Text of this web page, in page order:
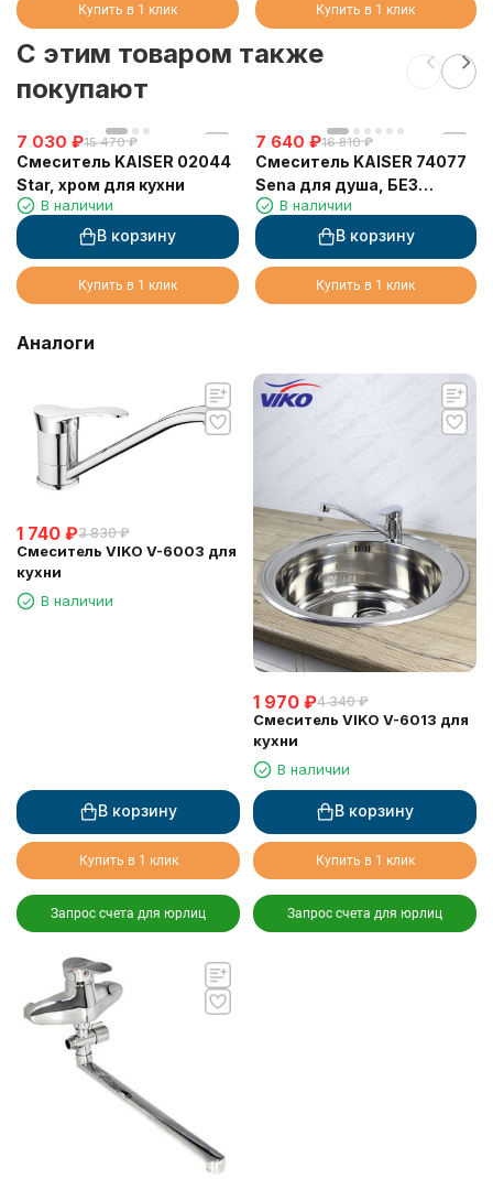
Купить в 1 клик Купить в 1 клик
C этим товаром также
покупают
7 030 ₽15 470 ₽
Смеситель KAISER 02044
Star, хром для кухни
В наличии
В корзину
Купить в 1 клик
7 640 ₽16 810 ₽
Смеситель KAISER 74077
Sena для душа, БЕЗ
излива
В наличии
В корзину
Купить в 1 клик
Аналоги
1 740 ₽3 830 ₽
Смеситель VIKO V-6003 для
кухни
В наличии
В корзину
Купить в 1 клик
Запрос счета для юрлиц
1 970 ₽4 340 ₽
Смеситель VIKO V-6013 для
кухни
В наличии
В корзину
Купить в 1 клик
Запрос счета для юрлиц